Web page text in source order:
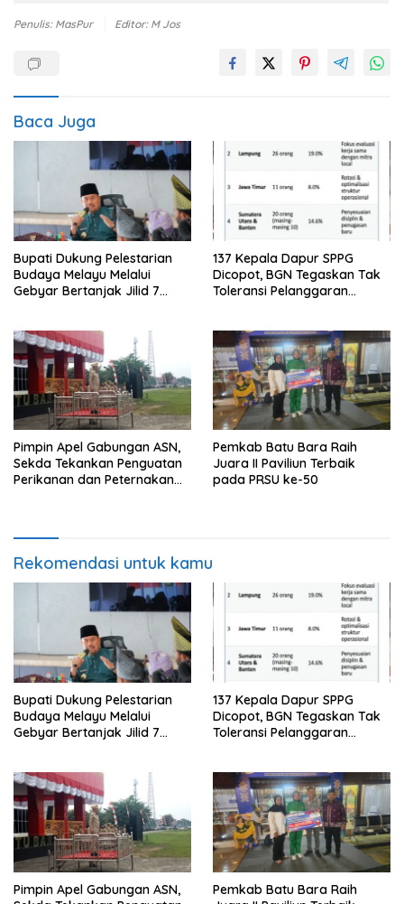
Penulis: MasPur Editor: M Jos
Baca Juga
Bupati Dukung Pelestarian
Budaya Melayu Melalui
Gebyar Bertanjak Jilid 7
137 Kepala Dapur SPPG
Dicopot, BGN Tegaskan Tak
Toleransi Pelanggaran
Pimpin Apel Gabungan ASN,
Sekda Tekankan Penguatan
Perikanan dan Peternakan
Pemkab Batu Bara Raih
Juara II Paviliun Terbaik
pada PRSU ke-50
Rekomendasi untuk kamu
Bupati Dukung Pelestarian
Budaya Melayu Melalui
Gebyar Bertanjak Jilid 7
137 Kepala Dapur SPPG
Dicopot, BGN Tegaskan Tak
Toleransi Pelanggaran
Pimpin Apel Gabungan ASN,
Pemkab Batu Bara Raih